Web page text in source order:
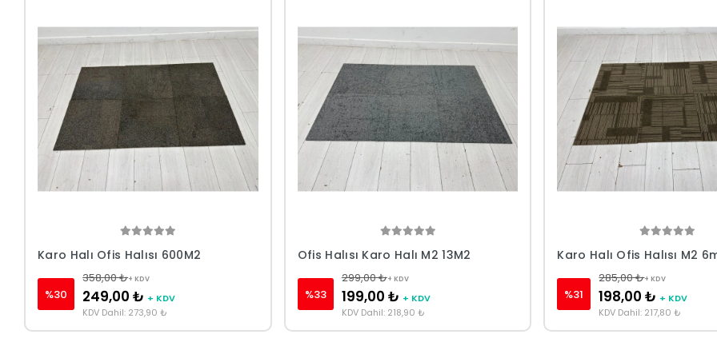
Karo Halı Ofis Halısı 600M2
%30
358,00 ₺+ KDV
249,00 ₺ + KDV
KDV Dahil: 273,90 ₺
Ofis Halısı Karo Halı M2 13M2
%33
299,00 ₺+ KDV
199,00 ₺ + KDV
KDV Dahil: 218,90 ₺
Karo Halı Ofis Halısı M2
%31
285,00 ₺+ KDV
198,00 ₺ + KDV
KDV Dahil: 217,80 ₺